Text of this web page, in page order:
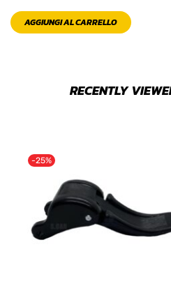
AGGIUNGI AL CARRELLO
RECENTLY
-25%